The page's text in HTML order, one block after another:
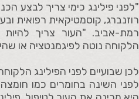
"לפני פילינג כימי צריך לבצע
רוזנברג, קוסמטיקאית רפואית
רמת-אביב. "העור צריך להיות
הלקוחה נוטה לפיגמנטציה או
לכן שבועיים לפני הפילינג
לפני השינה בחומרים כמו חומצה